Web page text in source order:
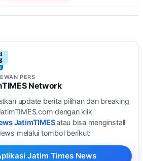
PERS
Network
update berita pilihan dan breaking
dengan klik
JatimTIMESatau bisa menginstall
melalui tombol berikut:
Jatim Times News